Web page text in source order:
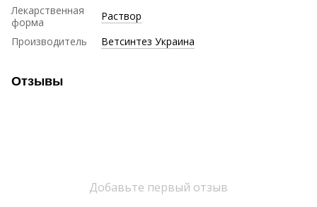
Лекарственная
форма
Раствор
Производитель
Ветсинтез Украина
Отзывы
Добавьте первый отзыв